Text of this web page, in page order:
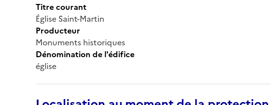
Titre courant
Église Saint-Martin
Producteur
Monuments historiques
Dénomination de l'édifice
église